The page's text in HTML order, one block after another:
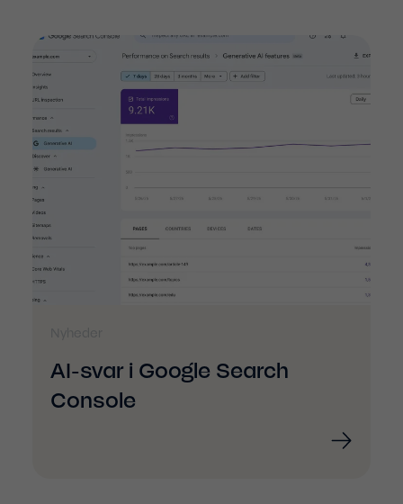
AI-svar i Google Search
Console